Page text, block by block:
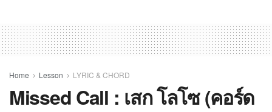
Home Lesson LYRIC & CHORD
Missed Call : เสก โลโซ (คอร์ด